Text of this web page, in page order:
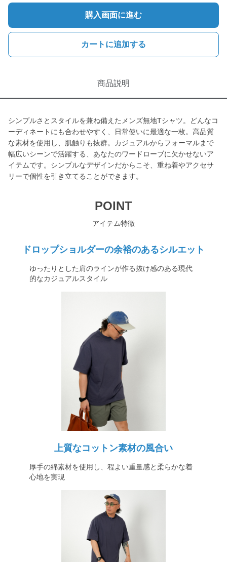
購入画面に進む
カートに追加する
商品説明
シンプルさとスタイルを兼ね備えたメンズ無地Tシャツ。どんなコ
ーディネートにも合わせやすく、日常使いに最適な一枚。高品質
な素材を使用し、肌触りも抜群。カジュアルからフォーマルまで
幅広いシーンで活躍する、あなたのワードローブに欠かせないア
イテムです。シンプルなデザインだからこそ、重ね着やアクセサ
リーで個性を引き立てることができます。
POINT
アイテム特徴
ドロップショルダーの余裕のあるシルエット
ゆったりとした肩のラインが作る抜け感のある現代
的なカジュアルスタイル
上質なコットン素材の風合い
厚手の綿素材を使用し、程よい重量感と柔らかな着
心地を実現